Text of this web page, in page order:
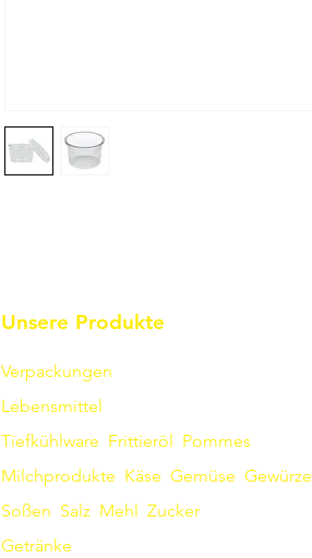
Unsere Produkte
Verpackungen
Lebensmittel
Tiefkühlware Frittieröl Pommes
Milchprodukte Käse Gemüse Gewürze
Soßen Salz Mehl Zucker
Getränke